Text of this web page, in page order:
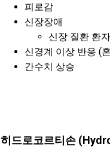
피로감
신장장애
신장 질환 환
신경계 이상 반응 (
간수치 상승
히드로코르티손